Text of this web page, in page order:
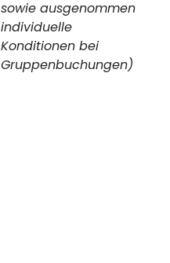
sowie ausgenommen
individuelle
Konditionen bei
Gruppenbuchungen)